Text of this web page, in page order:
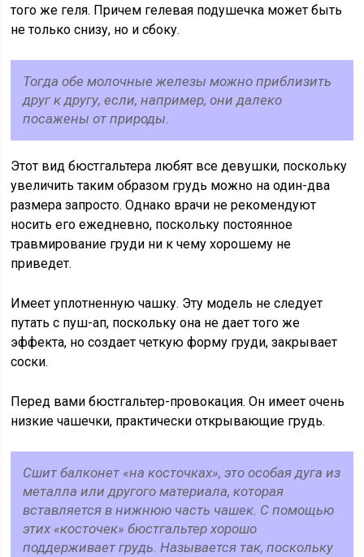
того же геля. Причем гелевая подушечка может быть
не только снизу, но и сбоку.
Тогда обе молочные железы можно приблизить
друг к другу, если, например, они далеко
посажены от природы.
Этот вид бюстгальтера любят все девушки, поскольку
увеличить таким образом грудь можно на один-два
размера запросто. Однако врачи не рекомендуют
носить его ежедневно, поскольку постоянное
травмирование груди ни к чему хорошему не
приведет.
Имеет уплотненную чашку. Эту модель не следует
путать с пуш-ап, поскольку она не дает того же
эффекта, но создает четкую форму груди, закрывает
соски.
Перед вами бюстгальтер-провокация. Он имеет очень
низкие чашечки, практически открывающие грудь.
Сшит балконет «на косточках», это особая дуга из
металла или другого материала, которая
вставляется в нижнюю часть чашек. С помощью
этих «косточек» бюстгальтер хорошо
поддерживает грудь. Называется так, поскольку